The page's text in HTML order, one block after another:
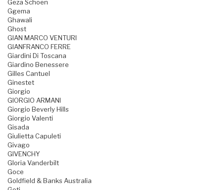
Geza Schoen
Ggema
Ghawali
Ghost
GIAN MARCO VENTURI
GIANFRANCO FERRE
Giardini Di Toscana
Giardino Benessere
Gilles Cantuel
Ginestet
Giorgio
GIORGIO ARMANI
Giorgio Beverly Hills
Giorgio Valenti
Gisada
Giulietta Capuleti
Givago
GIVENCHY
Gloria Vanderbilt
Goce
Goldfield & Banks Australia